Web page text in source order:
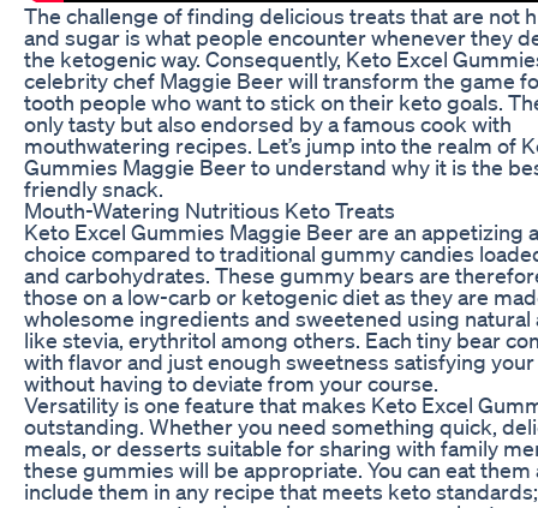
The challenge of finding delicious treats that are not
and sugar is what people encounter whenever they
the ketogenic way. Consequently, Keto Excel
celebrity chef Maggie Beer will transform the game
tooth people who want to stick on their keto goals.
only tasty but also endorsed by a famous cook with
mouthwatering recipes. Let’s jump into the realm of
Gummies Maggie Beer to understand why it is the
friendly snack.
Mouth-Watering Nutritious Keto Treats
Keto Excel Gummies Maggie Beer are an appetizing
choice compared to traditional gummy candies
and carbohydrates. These gummy bears are
those on a low-carb or ketogenic diet as they are
wholesome ingredients and sweetened using natural
like stevia, erythritol among others. Each tiny bear
with flavor and just enough sweetness satisfying
without having to deviate from your course.
Versatility is one feature that makes Keto Excel
outstanding. Whether you need something quick,
meals, or desserts suitable for sharing with family
these gummies will be appropriate. You can eat them
include them in any recipe that meets keto